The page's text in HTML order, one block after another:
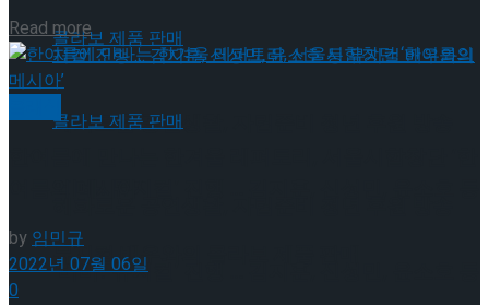
혜화로운 공연생활, 자립준비 청년 후원 방송
뮤지컬 배우와의 콜라보 제품 판매
‘비바! 뮤지컬’ 진행 … 김지훈, 신성민, 윤소호 등
Read moreDetails
by 임민규
2022년 07월 06일
0